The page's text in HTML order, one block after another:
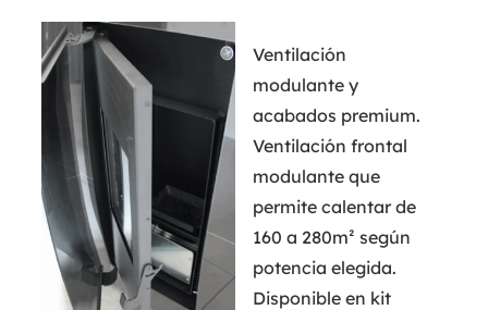
Ventilación
modulante y
acabados premium.
Ventilación frontal
modulante que
permite calentar de
160 a 280m² según
potencia elegida.
Disponible en kit